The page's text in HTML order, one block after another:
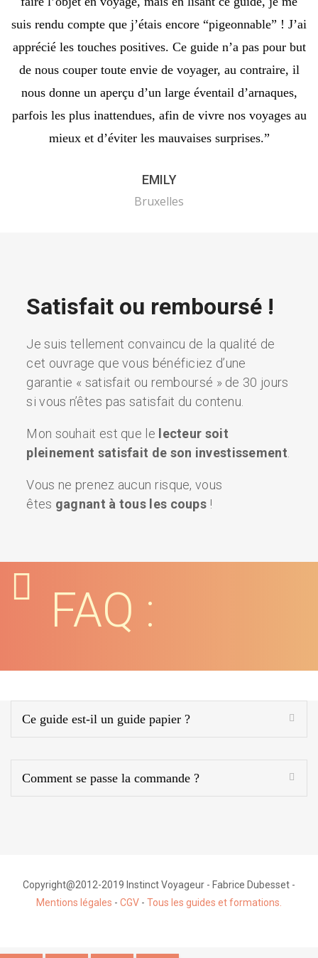
suis rendu compte que j’étais encore “pigeonnable” ! J’ai
apprécié les touches positives. Ce guide n’a pas pour but
de nous couper toute envie de voyager, au contraire, il
nous donne un aperçu d’un large éventail d’arnaques,
parfois les plus inattendues, afin de vivre nos voyages au
mieux et d’éviter les mauvaises surprises.”
EMILY
Bruxelles
Satisfait ou remboursé !
Je suis tellement convaincu de la qualité de
cet ouvrage que vous bénéficiez d’une
garantie « satisfait ou remboursé » de 30 jours
si vous n’êtes pas satisfait du contenu.
Mon souhait est que le lecteur soit
pleinement satisfait de son investissement
Vous ne prenez aucun risque, vous
êtes gagnant à tous les coups !
FAQ :
Ce guide est-il un guide papier ?
Comment se passe la commande ?
Copyright@2012-2019 Instinct Voyageur - Fabrice Dubesset -
Mentions légales - CGV - Tous les guides et formations.